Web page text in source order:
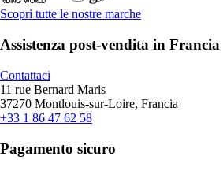
Scopri tutte le nostre marche
Assistenza post-vendita in Francia
Contattaci
11 rue Bernard Maris
37270 Montlouis-sur-Loire, Francia
+33 1 86 47 62 58
Pagamento sicuro